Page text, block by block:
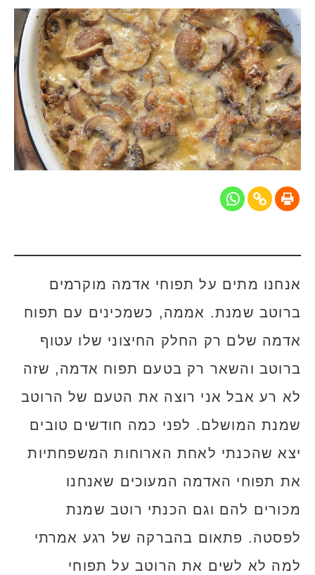
אנחנו מתים על תפוחי אדמה מוקרמים
ברוטב שמנת. אממה, כשמכינים עם תפוח
אדמה שלם רק החלק החיצוני שלו עטוף
ברוטב והשאר רק בטעם תפוח אדמה, שזה
לא רע אבל אני רוצה את הטעם של הרוטב
שמנת המושלם. לפני כמה חודשים טובים
יצא שהכנתי לאחת הארוחות המשפחתיות
את תפוחי האדמה המעוכים שאנחנו
מכורים להם וגם הכנתי רוטב שמנת
לפסטה. פתאום בהברקה של רגע אמרתי
למה לא לשים את הרוטב על תפוחי